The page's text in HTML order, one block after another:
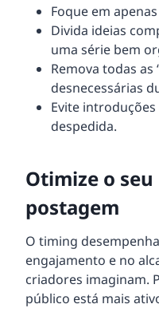
Foque em
Divida ideias
uma série bem
Remova todas as
desnecessárias
Evite
despedida.
Otimize o
postagem
O timing
engajamento e no
criadores imaginam.
público está mais